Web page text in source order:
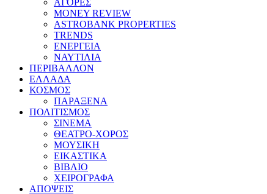
ΑΓΟΡΕΣ
MONEY REVIEW
ASTROBANK PROPERTIES
TRENDS
ΕΝΕΡΓΕΙΑ
ΝΑΥΤΙΛΙΑ
ΠΕΡΙΒΑΛΛΟΝ
ΕΛΛΑΔΑ
ΚΟΣΜΟΣ
ΠΑΡΑΞΕΝΑ
ΠΟΛΙΤΙΣΜΟΣ
ΣΙΝΕΜΑ
ΘΕΑΤΡΟ-ΧΟΡΟΣ
ΜΟΥΣΙΚΗ
ΕΙΚΑΣΤΙΚΑ
ΒΙΒΛΙΟ
ΧΕΙΡΟΓΡΑΦΑ
ΑΠΟΨΕΙΣ